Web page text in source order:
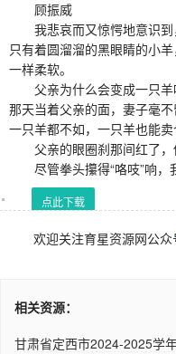
顾振威
我悲哀而又惊愕地意识到
只有着圆溜溜的黑眼睛的小
一样柔软。
父亲为什么会变成一只羊
那天当着父亲的面，妻子毫
一只羊都不如，一只羊也能
父亲的眼圈刹那间红了，
尽管拳头攥得“咯吱”响，
点此下载
欢迎关注育星资源网公众
相关资源：
甘肃省定西市2024-2025学